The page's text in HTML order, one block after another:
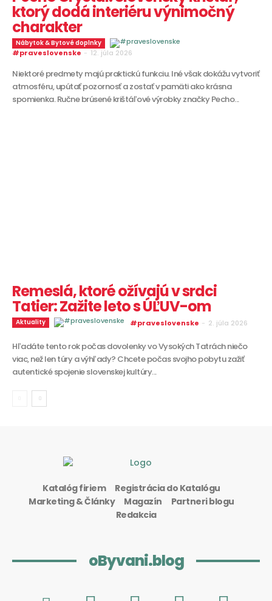
ktorý dodá interiéru výnimočný
charakter
Nábytok & Bytové doplnky
#praveslovenske - 12. júla 2026
Niektoré predmety majú praktickú funkciu. Iné však dokážu vytvoriť
atmosféru, upútať pozornosť a zostať v pamäti ako krásna
spomienka. Ručne brúsené krištáľové výrobky značky Pecho...
Remeslá, ktoré ožívajú v srdci
Tatier: Zažite leto s ÚĽUV-om
Aktuality #praveslovenske - 2. júla 2026
Hľadáte tento rok počas dovolenky vo Vysokých Tatrách niečo
viac, než len túry a výhľady? Chcete počas svojho pobytu zažiť
autentické spojenie slovenskej kultúry...
Katalóg firiem
Registrácia do Katalógu
Marketing & Články
Magazín
Partneri blogu
Redakcia
oByvani.blog